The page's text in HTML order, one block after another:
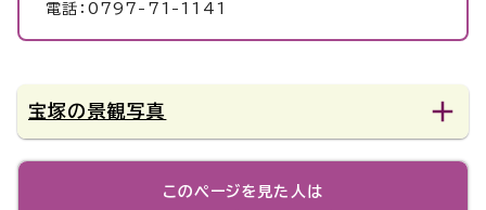
電話：0797-71-1141
宝塚の景観写真
このページを見た人は